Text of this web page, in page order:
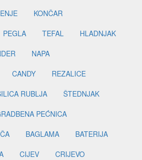
KONČAR
PEGLA TEFAL
HLADNJAK
NAPA
CANDY
REZALICE
RUBLJA
ŠTEDNJAK
PEĆNICA
BAGLAMA
BATERIJA
CIJEV
CRIJEVO